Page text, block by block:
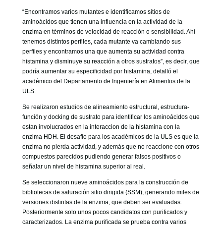
“Encontramos varios mutantes e identificamos sitios de
aminoácidos que tienen una influencia en la actividad de la
enzima en términos de velocidad de reacción o sensibilidad. Ahí
tenemos distintos perfiles, cada mutante va cambiando sus
perfiles y encontramos una que aumenta su actividad contra
histamina y disminuye su reacción a otros sustratos”, es decir, que
podría aumentar su especificidad por histamina, detalló el
académico del Departamento de Ingeniería en Alimentos de la
ULS.
Se realizaron estudios de alineamiento estructural, estructura-
función y docking de sustrato para identificar los aminoácidos que
estan involucrados en la interaccion de la histamina con la
enzima HDH. El desafío para los académicos de la ULS es que la
enzima no pierda actividad, y además que no reaccione con otros
compuestos parecidos pudiendo generar falsos positivos o
señalar un nivel de histamina superior al real.
Se seleccionaron nueve aminoácidos para la construcción de
bibliotecas de saturación sitio dirigida (SSM), generando miles de
versiones distintas de la enzima, que deben ser evaluadas.
Posteriormente solo unos pocos candidatos con purificados y
caracterizados. La enzima purificada se prueba contra varios